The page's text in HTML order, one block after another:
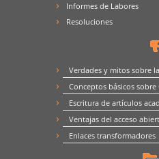
Informes de Labores
Resoluciones
Verdades y mitos sobre
Conceptos básicos sobre
Escritura de artículos
Ventajas del acceso
Enlaces transformadores